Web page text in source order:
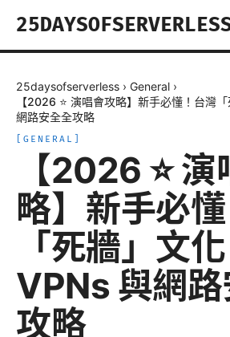
25daysofserverless › General ›
【2026 ⭐ 演唱會攻略】新手必懂！台灣
網路安全全攻略
GENERAL
【2026 ⭐
略】新手必
「死牆」文化
VPNs 與網
攻略